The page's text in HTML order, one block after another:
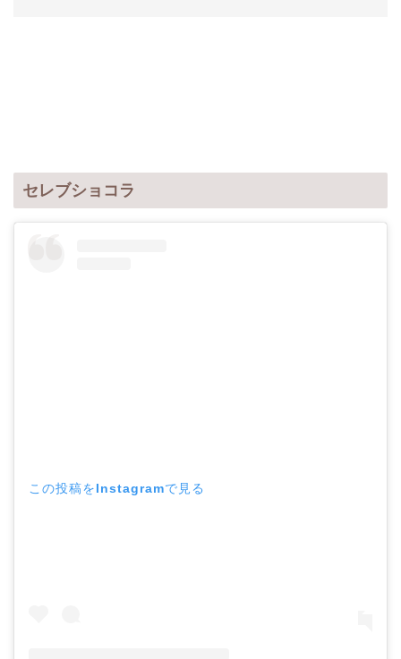
セレブショコラ
この投稿をInstagramで見る